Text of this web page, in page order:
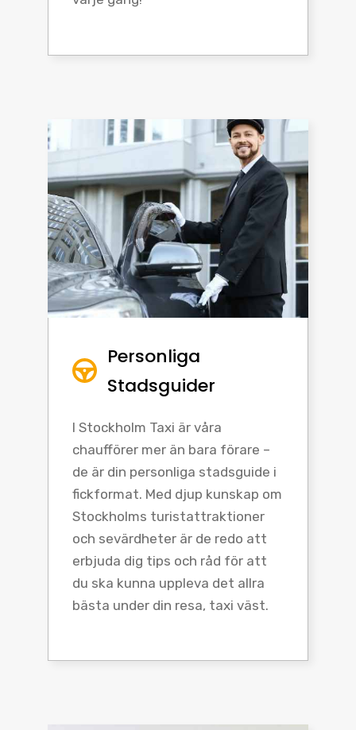
Personliga
Stadsguider
I Stockholm Taxi är våra
chaufförer mer än bara förare –
de är din personliga stadsguide i
fickformat. Med djup kunskap om
Stockholms turistattraktioner
och sevärdheter är de redo att
erbjuda dig tips och råd för att
du ska kunna uppleva det allra
bästa under din resa, taxi väst.